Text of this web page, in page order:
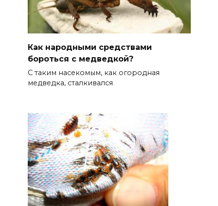
Как народными средствами
бороться с медведкой?
С таким насекомым, как огородная
медведка, сталкивался